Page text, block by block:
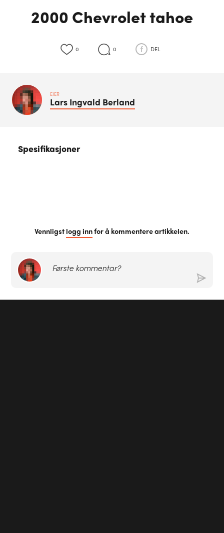
2000 Chevrolet tahoe
0 0 DEL
EIER
Lars Ingvald Berland
Spesifikasjoner
Vennligst logg innfor å kommentere artikkelen.
Første kommentar?